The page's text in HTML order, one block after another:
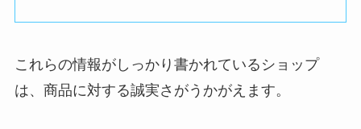
これらの情報がしっかり書かれているショップ
は、商品に対する誠実さがうかがえます。